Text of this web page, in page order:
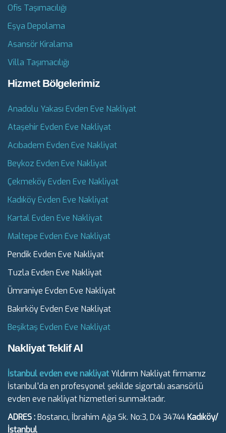
Ofis Taşımacılığı
Eşya Depolama
Asansör Kiralama
Villa Taşımacılığı
Hizmet Bölgelerimiz
Anadolu Yakası Evden Eve Nakliyat
Ataşehir Evden Eve Nakliyat
Acıbadem Evden Eve Nakliyat
Beykoz Evden Eve Nakliyat
Çekmeköy Evden Eve Nakliyat
Kadıköy Evden Eve Nakliyat
Kartal Evden Eve Nakliyat
Maltepe Evden Eve Nakliyat
Pendik Evden Eve Nakliyat
Tuzla Evden Eve Nakliyat
Ümraniye Evden Eve Nakliyat
Bakırköy Evden Eve Nakliyat
Beşiktaş Evden Eve Nakliyat
Nakliyat Teklif Al
İstanbul evden eve nakliyat Yıldırım Nakliyat firmamız
İstanbul'da en profesyonel şekilde sigortalı asansörlü
evden eve nakliyat hizmetleri sunmaktadır.
ADRES :Bostancı, İbrahim Ağa Sk. No:3, D:4 34744Kadıköy/
İstanbul